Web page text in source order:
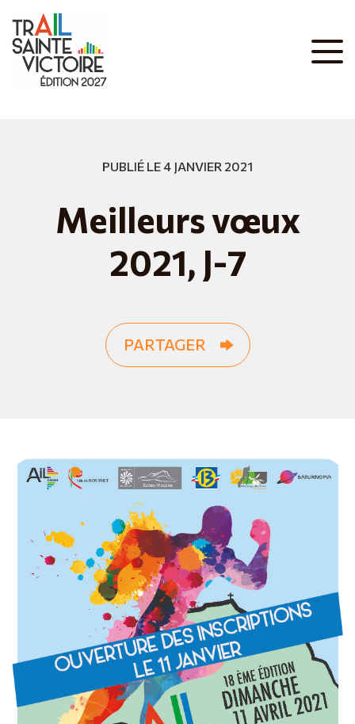
PUBLIÉ LE 4 JANVIER 2021
Meilleurs vœux
2021, J-7
PARTAGER